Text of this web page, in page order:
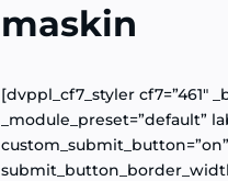
maskin
[dvppl_cf7_styler cf7=”461″
_module_preset=”default”